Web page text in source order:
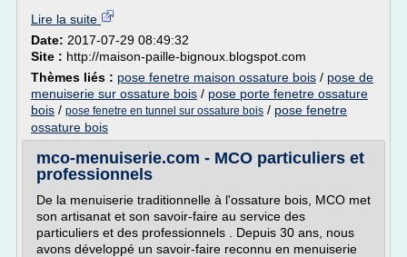
Lire la suite
Date: 2017-07-29 08:49:32
Site : http://maison-paille-bignoux.blogspot.com
Thèmes liés : pose fenetre maison ossature bois / pose de
menuiserie sur ossature bois / pose porte fenetre ossature
bois / pose fenetre en tunnel sur ossature bois / pose fenetre
ossature bois
mco-menuiserie.com - MCO particuliers et
professionnels
De la menuiserie traditionnelle à l'ossature bois, MCO met
son artisanat et son savoir-faire au service des
particuliers et des professionnels . Depuis 30 ans, nous
avons développé un savoir-faire reconnu en menuiserie